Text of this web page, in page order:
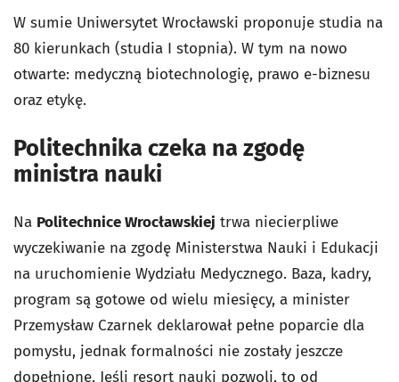
W sumie Uniwersytet Wrocławski proponuje studia na
80 kierunkach (studia I stopnia). W tym na nowo
otwarte: medyczną biotechnologię, prawo e-biznesu
oraz etykę.
Politechnika czeka na zgodę
ministra nauki
Na Politechnice Wrocławskiej trwa niecierpliwe
wyczekiwanie na zgodę Ministerstwa Nauki i Edukacji
na uruchomienie Wydziału Medycznego. Baza, kadry,
program są gotowe od wielu miesięcy, a minister
Przemysław Czarnek deklarował pełne poparcie dla
pomysłu, jednak formalności nie zostały jeszcze
dopełnione. Jeśli resort nauki pozwoli, to od